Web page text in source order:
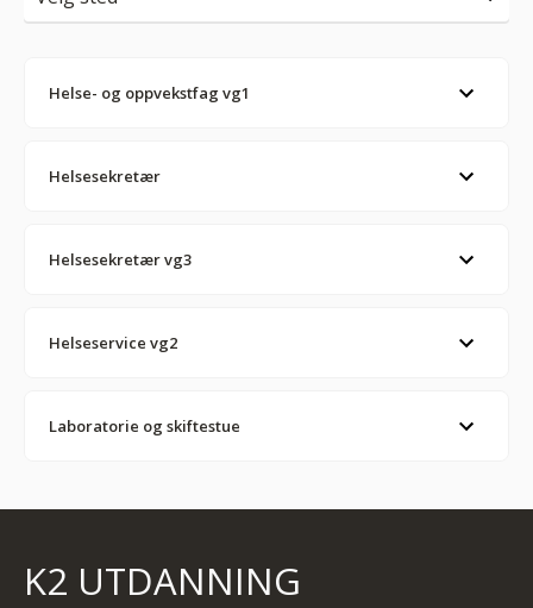
Helse- og oppvekstfag vg1
Helsesekretær
Helsesekretær vg3
Helseservice vg2
Laboratorie og skiftestue
K2 UTDANNING